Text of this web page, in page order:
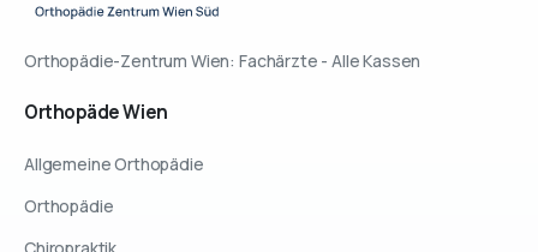
Orthopädie-Zentrum Wien: Fachärzte - Alle Kassen
OrthopädeWien
Allgemeine Orthopädie
Orthopädie